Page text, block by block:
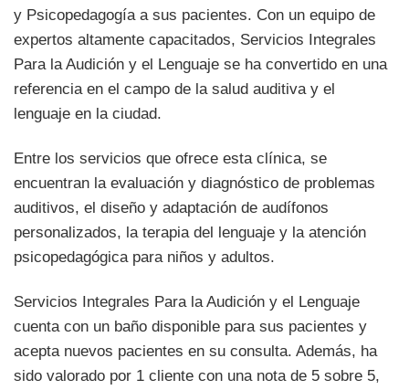
y Psicopedagogía a sus pacientes. Con un equipo de
expertos altamente capacitados, Servicios Integrales
Para la Audición y el Lenguaje se ha convertido en una
referencia en el campo de la salud auditiva y el
lenguaje en la ciudad.
Entre los servicios que ofrece esta clínica, se
encuentran la evaluación y diagnóstico de problemas
auditivos, el diseño y adaptación de audífonos
personalizados, la terapia del lenguaje y la atención
psicopedagógica para niños y adultos.
Servicios Integrales Para la Audición y el Lenguaje
cuenta con un baño disponible para sus pacientes y
acepta nuevos pacientes en su consulta. Además, ha
sido valorado por 1 cliente con una nota de 5 sobre 5,